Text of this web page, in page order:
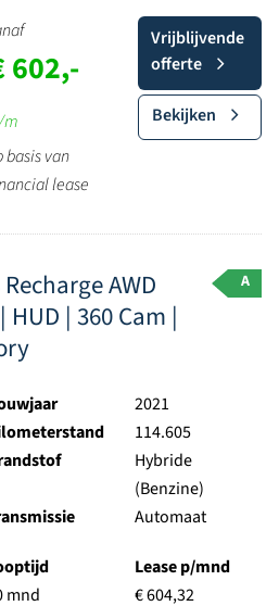
602,-
basis van
lease
Vrijblijvende
offerte
Bekijken
AWD
| 360 Cam |
A
2021
114.605
Hybride
(Benzine)
Automaat
mnd
Lease p/mnd
€ 604,32